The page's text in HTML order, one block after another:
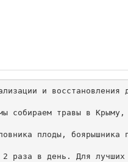
и восстановления
собираем травы в
плоды,
раза в день. Для лучших